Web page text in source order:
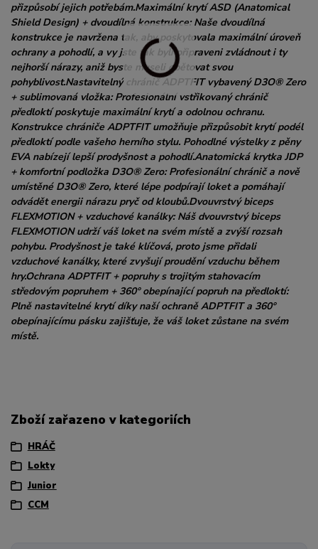
přizpůsobí jejich potřebám.Maximální krytí ASD (Anatomical
Shield Design) + dvoudílná konstrukce: Naše dvoudílná
konstrukce je navržena tak, aby poskytovala maximální úroveň
ochrany a pohodlí, a vy jste tak byli připraveni zvládnout i ty
nejhorší nárazy, aniž byste museli obětovat svou
pohyblivost.Nastavitelný chránič ADPTFIT vybavený D3O® Zero
+ sublimovaná vložka: Profesionální vstřikovaný chránič
předloktí poskytuje maximální krytí a odolnou ochranu.
Konstrukce chrániče ADPTFIT umožňuje přizpůsobit krytí podél
předloktí podle vašeho herního stylu. Pohodlné výstelky z pěny
EVA nabízejí lepší prodyšnost a pohodlí.Anatomická krytka JDP
+ komfortní podložka D3O® Zero: Profesionální chránič a nově
umístěné D3O® Zero, které lépe podpírají loket a pomáhají
odvádět energii nárazu pryč od kloubů.Dvouvrstvý biceps
FLEXMOTION + vzduchové kanálky: Náš dvouvrstvý biceps
FLEXMOTION udrží váš loket na svém místě a zvýší rozsah
pohybu. Prodyšnost je také klíčová, proto jsme přidali
vzduchové kanálky, které zvyšují proudění vzduchu během
hry.Ochrana ADPTFIT + popruhy s trojitým stahovacím
středovým popruhem + 360° obepínající popruh na předloktí:
Plně nastavitelné krytí díky naší ochraně ADPTFIT a 360°
obepínajícímu pásku zajišťuje, že váš loket zůstane na svém
místě.
Zboží zařazeno v kategoriích
HRÁČ
Lokty
Junior
CCM